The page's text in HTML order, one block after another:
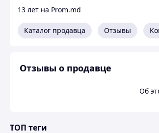
13 лет на Prom.md
Каталог продавца Отзывы
Отзывы о продавце
Об
ТОП теги